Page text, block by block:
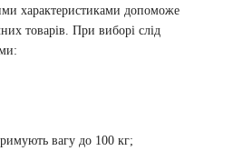
характеристиками допоможе
товарів. При виборі слід
вагу до 100 кг;